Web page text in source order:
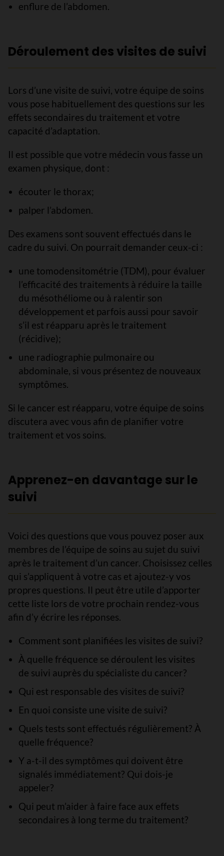
enflure de l’abdomen.
Déroulement des visites de suivi
Lors d’une visite de suivi, votre équipe de soins
vous pose habituellement des questions sur les
effets secondaires du traitement et votre
capacité d’adaptation.
Il est possible que votre médecin vous fasse un
examen physique, dont :
écouter le thorax;
palper l’abdomen.
Des examens sont souvent effectués dans le
cadre du suivi. On pourrait demander ceux-ci :
une tomodensitométrie (TDM), pour évaluer
l’efficacité des traitements à réduire la taille
du mésothéliome ou à ralentir son
développement et parfois aussi pour savoir
s’il est réapparu après le traitement
(récidive);
une radiographie pulmonaire ou
abdominale, si vous présentez de nouveaux
symptômes.
Si le cancer est réapparu, votre équipe de soins
discutera avec vous afin de planifier votre
traitement et vos soins.
Apprenez-en davantage sur le
suivi
Voici des questions que vous pouvez poser aux
membres de l’équipe de soins au sujet du suivi
après le traitement d’un cancer. Choisissez celles
qui s’appliquent à votre cas et ajoutez-y vos
propres questions. Il peut être utile d’apporter
cette liste lors de votre prochain rendez-vous
afin d’y écrire les réponses.
Comment sont planifiées les visites de suivi?
À quelle fréquence se déroulent les visites
de suivi auprès du spécialiste du cancer?
Qui est responsable des visites de suivi?
En quoi consiste une visite de suivi?
Quels tests sont effectués régulièrement? À
quelle fréquence?
Y a-t-il des symptômes qui doivent être
signalés immédiatement? Qui dois-je
appeler?
Qui peut m’aider à faire face aux effets
secondaires à long terme du traitement?